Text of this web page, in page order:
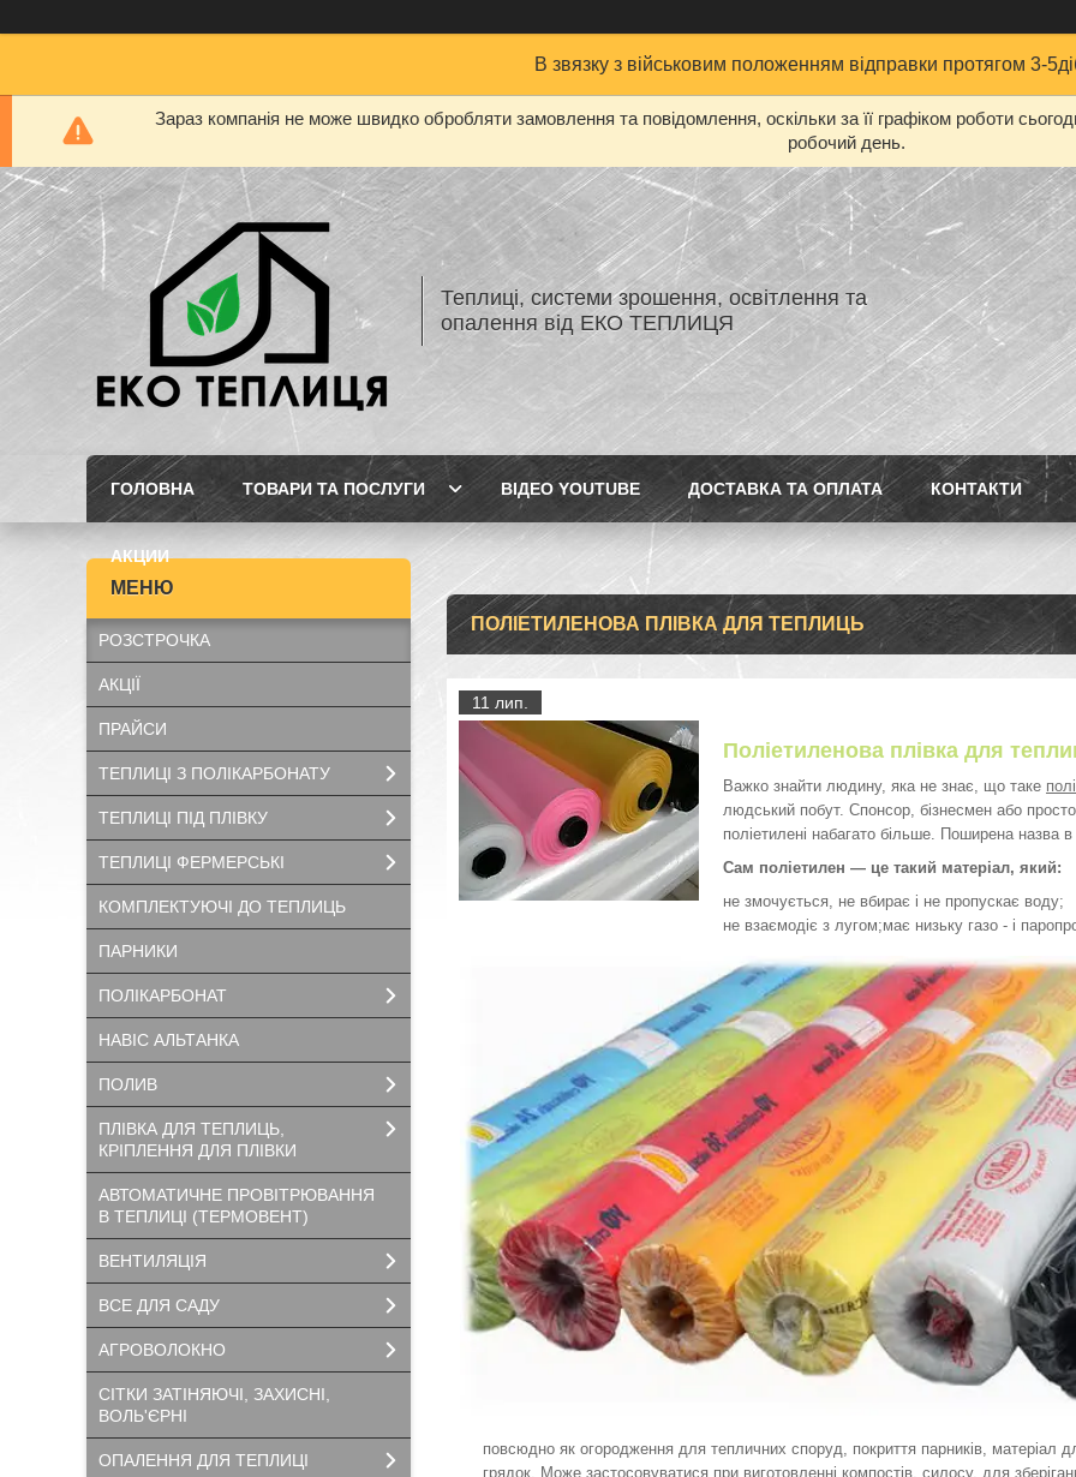
В звязку з військовим положенням відправки протягом 3-
Зараз компанія не може швидко обробляти замовлення та повідомлення, оскільки за її графіком роботи
робочий день.
Теплиці, системи зрошення, освітлення та
опалення від ЕКО ТЕПЛИЦЯ
ГОЛОВНА ТОВАРИ ТА ПОСЛУГИ ВІДЕО YOUTUBE ДОСТАВКА ТА ОПЛАТА КОНТАКТИ
АКЦИИ
ПОЛІЕТИЛЕНОВА ПЛІВКА ДЛЯ ТЕПЛИЦЬ
11 лип.
Поліетиленова плівка для
Важко знайти людину, яка не знає, що таке
людський побут. Спонсор, бізнесмен або
поліетилені набагато більше. Поширена назва
Сам поліетилен — це такий матеріал, який:
не змочується, не вбирає і не пропускає воду;
не взаємодіє з лугом;має низьку газо - і
повсюдно як огородження для тепличних споруд, покриття парників, матеріал
грядок. Може застосовуватися при виготовленні компостів, силосу, для
РОЗСТРОЧКА
АКЦІЇ
ПРАЙСИ
ТЕПЛИЦІ З ПОЛІКАРБОНАТУ
ТЕПЛИЦІ ПІД ПЛІВКУ
ТЕПЛИЦІ ФЕРМЕРСЬКІ
КОМПЛЕКТУЮЧІ ДО ТЕПЛИЦЬ
ПАРНИКИ
ПОЛІКАРБОНАТ
НАВІС АЛЬТАНКА
ПОЛИВ
ПЛІВКА ДЛЯ ТЕПЛИЦЬ,
КРІПЛЕННЯ ДЛЯ ПЛІВКИ
АВТОМАТИЧНЕ ПРОВІТРЮВАННЯ
В ТЕПЛИЦІ (ТЕРМОВЕНТ)
ВЕНТИЛЯЦІЯ
ВСЕ ДЛЯ САДУ
АГРОВОЛОКНО
СІТКИ ЗАТІНЯЮЧІ, ЗАХИСНІ,
ВОЛЬ'ЄРНІ
ОПАЛЕННЯ ДЛЯ ТЕПЛИЦІ